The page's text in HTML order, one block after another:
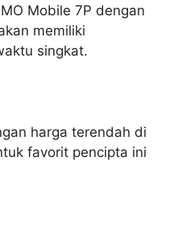
Mobile 7P dengan
memiliki
singkat.
harga terendah di
favorit pencipta ini